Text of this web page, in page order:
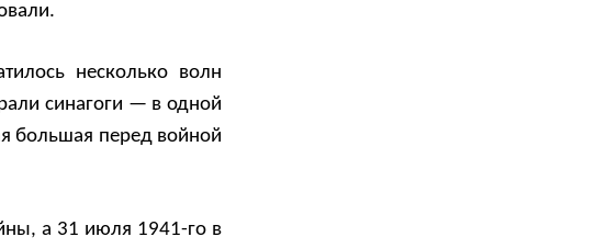
несколько волн
синагоги — в одной
большая перед войной
а 31 июля 1941-го в